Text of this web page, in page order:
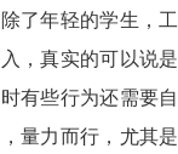
了年轻的学生，
，真实的可以说
有些行为还需要
量力而行，尤其